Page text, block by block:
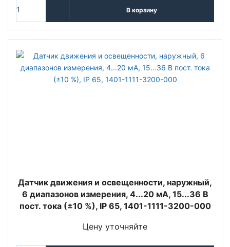
В корзину
Датчик движения и освещенности, наружный,
6 диапазонов измерения, 4...20 мА, 15...36 В
пост. тока (±10 %), IP 65, 1401-1111-3200-000
Цену уточняйте